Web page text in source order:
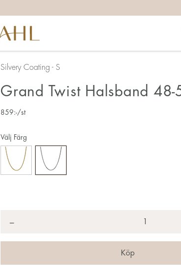
Silvery Coating - S
Grand Twist Halsband 48-
859:-/st
Välj Färg
−